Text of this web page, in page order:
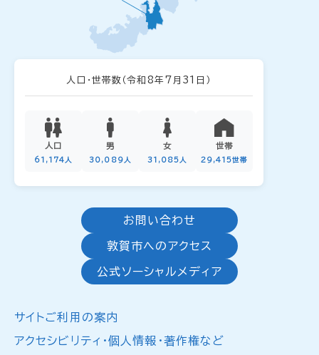
人口・世帯数 （令和8年7月31日）
人口
61,174人
男
30,089人
女
31,085人
世帯
29,415世帯
お問い合わせ
敦賀市へのアクセス
公式ソーシャルメディア
サイトご利用の案内
アクセシビリティ・個人情報・著作権など